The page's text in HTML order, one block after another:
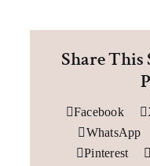
Share This
Facebook
WhatsApp
Pinterest